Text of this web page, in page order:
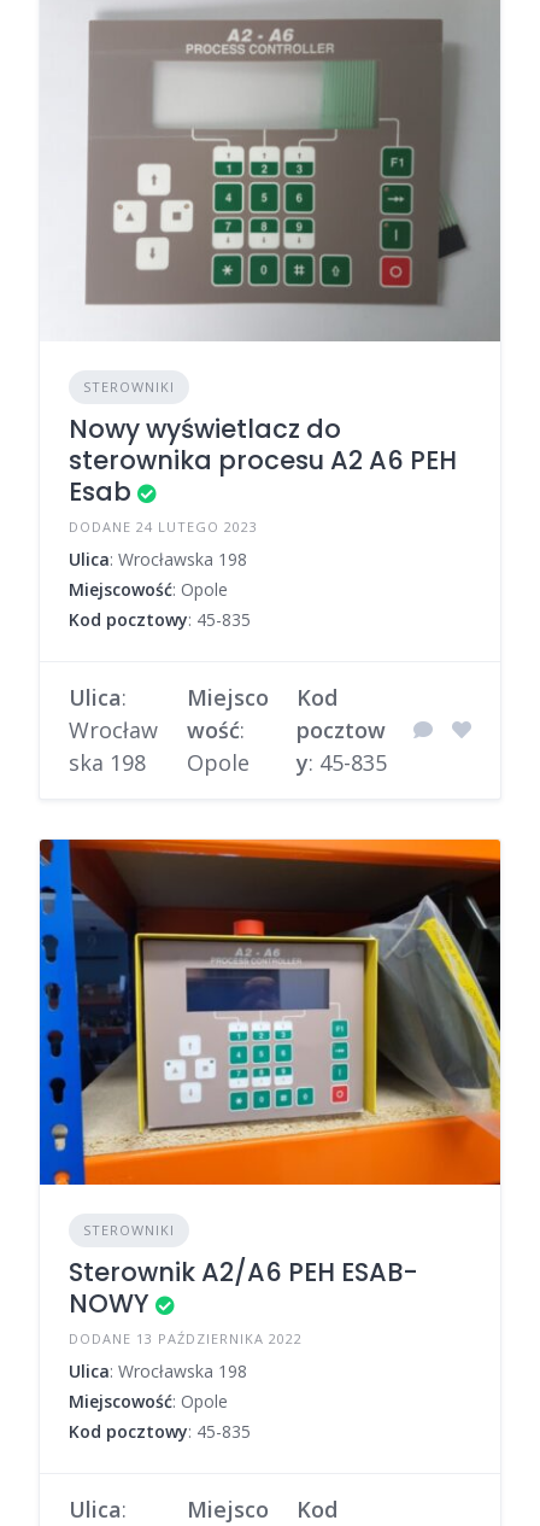
STEROWNIKI
Nowy wyświetlacz do
sterownika procesu A2 A6 PEH
Esab
DODANE 24 LUTEGO 2023
Ulica: Wrocławska 198
Miejscowość: Opole
Kod pocztowy: 45-835
Ulica:
Wrocław
ska 198
Miejsco
wość:
Opole
Kod
pocztow
y: 45-835
STEROWNIKI
Sterownik A2/A6 PEH ESAB-
NOWY
DODANE 13 PAŹDZIERNIKA 2022
Ulica: Wrocławska 198
Miejscowość: Opole
Kod pocztowy: 45-835
Ulica:
Miejsco
Kod